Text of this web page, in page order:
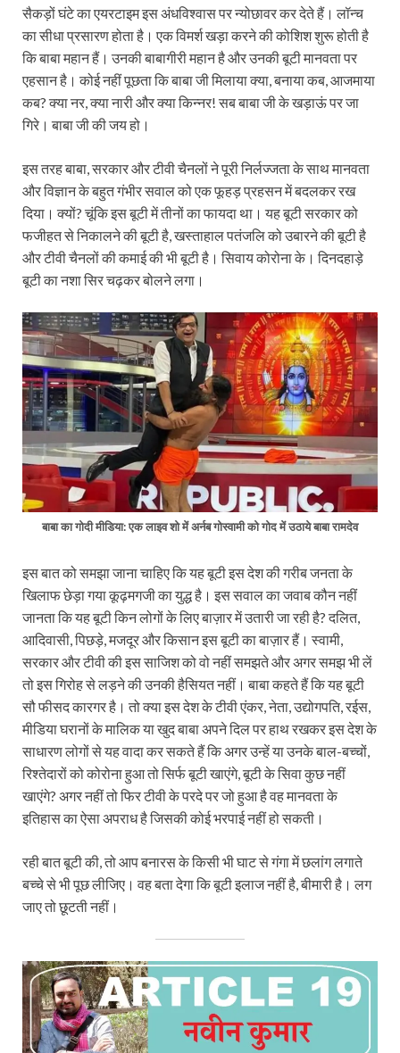
सैकड़ों घंटे का एयरटाइम इस अंधविश्वास पर न्योछावर कर देते हैं। लॉन्च
का सीधा प्रसारण होता है। एक विमर्श खड़ा करने की कोशिश शुरू होती है
कि बाबा महान हैं। उनकी बाबागीरी महान है और उनकी बूटी मानवता पर
एहसान है। कोई नहीं पूछता कि बाबा जी मिलाया क्या, बनाया कब, आजमाया
कब? क्या नर, क्या नारी और क्या किन्नर! सब बाबा जी के खड़ाऊं पर जा
गिरे। बाबा जी की जय हो।
इस तरह बाबा, सरकार और टीवी चैनलों ने पूरी निर्लज्जता के साथ मानवता
और विज्ञान के बहुत गंभीर सवाल को एक फूहड़ प्रहसन में बदलकर रख
दिया। क्यों? चूंकि इस बूटी में तीनों का फायदा था। यह बूटी सरकार को
फजीहत से निकालने की बूटी है, खस्ताहाल पतंजलि को उबारने की बूटी है
और टीवी चैनलों की कमाई की भी बूटी है। सिवाय कोरोना के। दिनदहाड़े
बूटी का नशा सिर चढ़कर बोलने लगा।
बाबा का गोदी मीडिया: एक लाइव शो में अर्नब गोस्वामी को गोद में उठाये बाबा रामदेव
इस बात को समझा जाना चाहिए कि यह बूटी इस देश की गरीब जनता के
खिलाफ छेड़ा गया कूढ़मगजी का युद्ध है। इस सवाल का जवाब कौन नहीं
जानता कि यह बूटी किन लोगों के लिए बाज़ार में उतारी जा रही है? दलित,
आदिवासी, पिछड़े, मजदूर और किसान इस बूटी का बाज़ार हैं। स्वामी,
सरकार और टीवी की इस साजिश को वो नहीं समझते और अगर समझ भी लें
तो इस गिरोह से लड़ने की उनकी हैसियत नहीं। बाबा कहते हैं कि यह बूटी
सौ फीसद कारगर है। तो क्या इस देश के टीवी एंकर, नेता, उद्योगपति, रईस,
मीडिया घरानों के मालिक या खुद बाबा अपने दिल पर हाथ रखकर इस देश के
साधारण लोगों से यह वादा कर सकते हैं कि अगर उन्हें या उनके बाल-बच्चों,
रिश्तेदारों को कोरोना हुआ तो सिर्फ बूटी खाएंगे, बूटी के सिवा कुछ नहीं
खाएंगे? अगर नहीं तो फिर टीवी के परदे पर जो हुआ है वह मानवता के
इतिहास का ऐसा अपराध है जिसकी कोई भरपाई नहीं हो सकती।
रही बात बूटी की, तो आप बनारस के किसी भी घाट से गंगा में छलांग लगाते
बच्चे से भी पूछ लीजिए। वह बता देगा कि बूटी इलाज नहीं है, बीमारी है। लग
जाए तो छूटती नहीं।